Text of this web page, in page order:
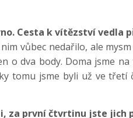
Cesta k vítězství vedla
vůbec nedařilo, ale
o dva body. Doma jsme
tomu jsme byli už ve
za první čtvrtinu jste jich